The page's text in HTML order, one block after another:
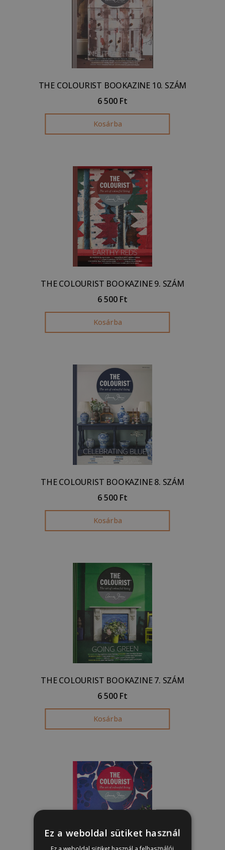
THE COLOURIST BOOKAZINE 10. SZÁM
6 500 Ft
Kosárba
THE COLOURIST BOOKAZINE 9. SZÁM
6 500 Ft
Kosárba
THE COLOURIST BOOKAZINE 8. SZÁM
6 500 Ft
Kosárba
THE COLOURIST BOOKAZINE 7. SZÁM
6 500 Ft
Kosárba
Ez a weboldal sütiket használ
Ez a weboldal sütiket használ a felhasználói